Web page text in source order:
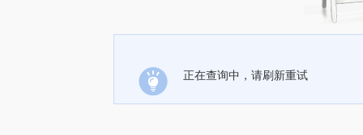
正在查询中，请刷新重试